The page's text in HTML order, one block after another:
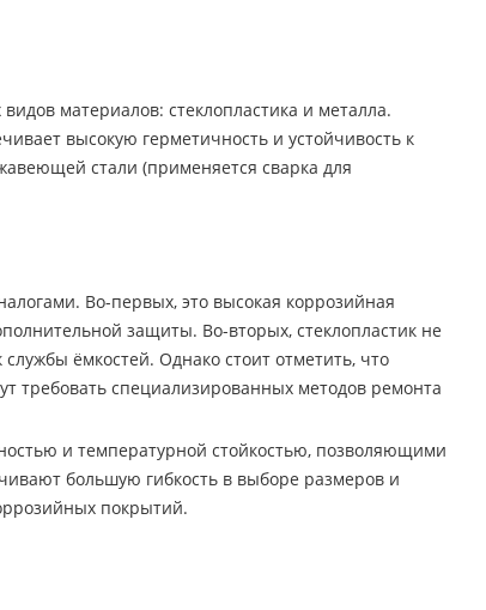
материалов: стеклопластика и металла.
высокую герметичность и устойчивость к
стали (применяется сварка для
Во-первых, это высокая коррозийная
защиты. Во-вторых, стеклопластик не
ёмкостей. Однако стоит отметить, что
требовать специализированных методов ремонта
и температурной стойкостью, позволяющими
большую гибкость в выборе размеров и
покрытий.